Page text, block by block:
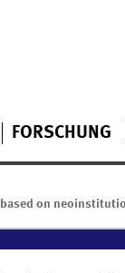
FORSCHUNG
on